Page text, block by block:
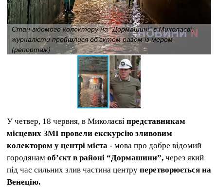
Стан відомого колектору на “Дормашині” в Миколаєві:
журналісти пройшлися об’єктом разом із мером
(репортаж)
У четвер, 18 червня, в Миколаєві представникам
місцевих ЗМІ провели екскурсію зливовим
колектором у центрі міста - мова про добре відомий
городянам об’єкт в районі “Дормашини”, через який
під час сильних злив частина центру перетворюється на
Венецію.